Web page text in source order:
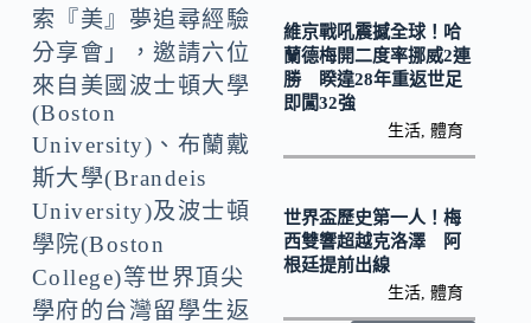
索『美』夢追尋經驗
分享會」，邀請六位
來自美國波士頓大學
(Boston
University)、布蘭戴
斯大學(Brandeis
University)及波士頓
學院(Boston
College)等世界頂尖
學府的台灣留學生返
維京戰吼震撼全球！哈
蘭德梅開二度率挪威2連
勝 睽違28年重返世足
即闖32強
生活 ,體育
世界盃歷史第一人！梅
西雙響超越克洛澤 阿
根廷提前出線
生活 ,體育